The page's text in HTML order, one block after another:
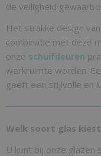
de veiligheid
Het strakke design
combinatie met deze
onze schuifdeuren
werkruimte worden.
geeft een stijlvolle en
Welk soort glas kiest
U kunt bij onze glazen